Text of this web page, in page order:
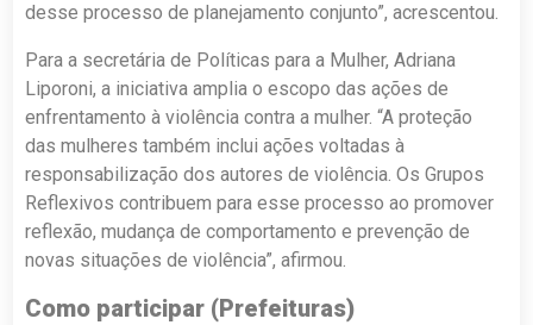
desse processo de planejamento conjunto”, acrescentou.
Para a secretária de Políticas para a Mulher, Adriana
Liporoni, a iniciativa amplia o escopo das ações de
enfrentamento à violência contra a mulher. “A proteção
das mulheres também inclui ações voltadas à
responsabilização dos autores de violência. Os Grupos
Reflexivos contribuem para esse processo ao promover
reflexão, mudança de comportamento e prevenção de
novas situações de violência”, afirmou.
Como participar (Prefeituras)